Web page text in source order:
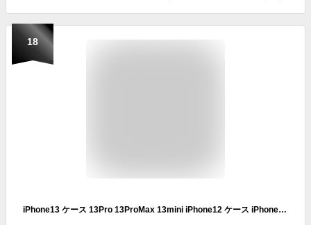
18
iPhone13 ケース 13Pro 13ProMax 13mini iPhone12 ケース iPhone12 Pro ケース iPhone12 ProMax ケース リング一体型式 耐衝撃 落下防止 保護 カバー スマホケース シリコン 耐衝撃 衝撃吸収 無地 15色 ストラップ付き